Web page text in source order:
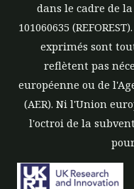
dans le cadre de
101060635
exprimés sont
reflètent pas
européenne ou de
(AER). Ni l'Union
l'octroi de la